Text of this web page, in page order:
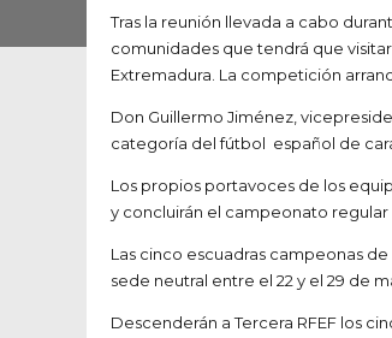
Tras la reunión llevada a cabo
comunidades que tendrá que
Extremadura. La competición
Don Guillermo Jiménez,
categoría del fútbol español de cara
Los propios portavoces de los
y concluirán el campeonato regular
Las cinco escuadras campeonas
sede neutral entre el 22 y el 29 de
Descenderán a Tercera RFEF los